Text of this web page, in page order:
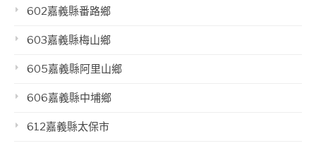
602嘉義縣番路鄉
603嘉義縣梅山鄉
605嘉義縣阿里山鄉
606嘉義縣中埔鄉
612嘉義縣太保市